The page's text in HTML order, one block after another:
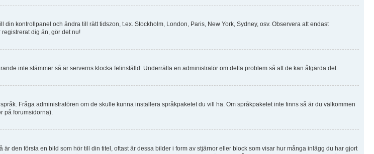
kontrollpanel och ändra till rätt tidszon, t.ex. Stockholm, London, Paris, New York, Sydney, osv. Observera att endast
dig än, gör det nu!
inte stämmer så är serverns klocka felinställd. Underrätta en administratör om detta problem så att de kan åtgärda det.
Fråga administratören om de skulle kunna installera språkpaketet du vill ha. Om språkpaketet inte finns så är du välkommen
på forumsidorna).
den första en bild som hör till din titel, oftast är dessa bilder i form av stjärnor eller block som visar hur många inlägg du har gjort